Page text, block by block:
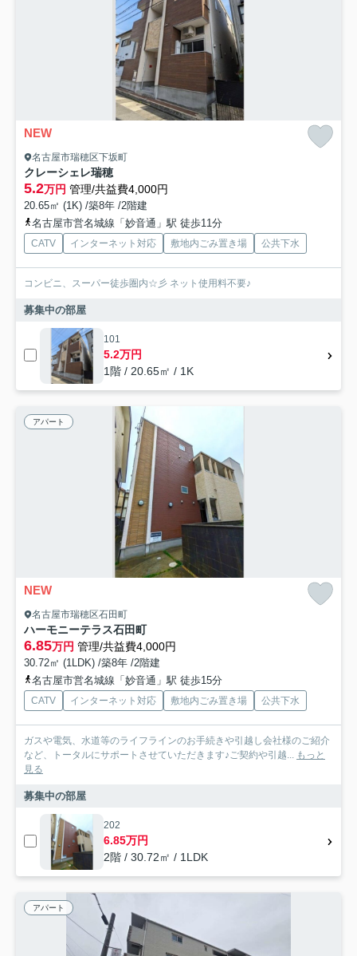
NEW
名古屋市瑞穂区下坂町
クレーシェレ瑞穂
5.2万円 管理/共益費4,000円
20.65㎡ (1K) /築8年 /2階建
名古屋市営名城線「妙音通」駅 徒歩11分
CATV インターネット対応 敷地内ごみ置き場 公共下水
コンビニ、スーパー徒歩圏内☆彡 ネット使用料不要♪
募集中の部屋
101
5.2万円
1階 / 20.65㎡ / 1K
アパート
NEW
名古屋市瑞穂区石田町
ハーモニーテラス石田町
6.85万円 管理/共益費4,000円
30.72㎡ (1LDK) /築8年 /2階建
名古屋市営名城線「妙音通」駅 徒歩15分
CATV インターネット対応 敷地内ごみ置き場 公共下水
ガスや電気、水道等のライフラインのお手続きや引越し会社様のご紹介
など、トータルにサポートさせていただきます♪ご契約や引越...
もっと
見る
募集中の部屋
202
6.85万円
2階 / 30.72㎡ / 1LDK
アパート